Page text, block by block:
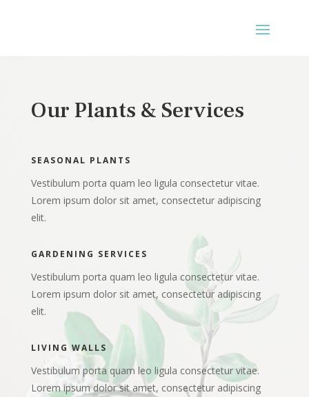
Our Plants & Services
SEASONAL PLANTS
Vestibulum porta quam leo ligula consectetur vitae.
Lorem ipsum dolor sit amet, consectetur adipiscing
elit.
GARDENING SERVICES
Vestibulum porta quam leo ligula consectetur vitae.
Lorem ipsum dolor sit amet, consectetur adipiscing
elit.
LIVING WALLS
Vestibulum porta quam leo ligula consectetur vitae.
Lorem ipsum dolor sit amet, consectetur adipiscing